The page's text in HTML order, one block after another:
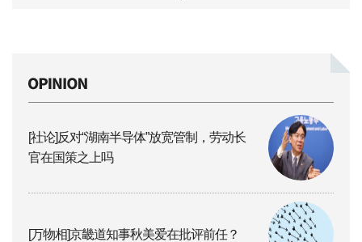
[社论]反对“湖南半导体”放宽管制，劳动长
官在国策之上吗
[万物相]京畿道知事秋美爱在批评前任？